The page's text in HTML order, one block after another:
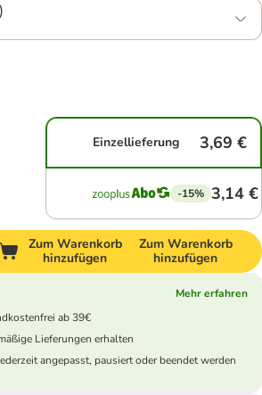
Einzellieferung 3,69 €
-15% 3,14 €
Zum Warenkorb
hinzufügen
Zum Warenkorb
hinzufügen
Mehr erfahren
ab 39€
Lieferungen erhalten
angepasst, pausiert oder beendet werden